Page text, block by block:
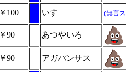
￥100 いす (無言
￥90 あつやいろ
￥90 アガパンサス